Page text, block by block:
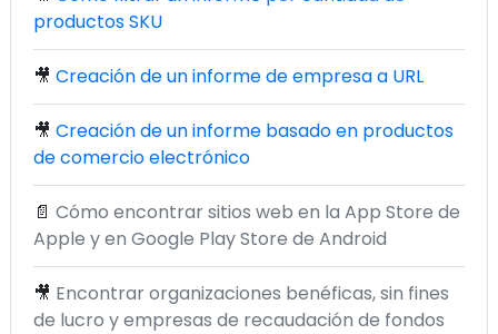
productos SKU
🎥 Creación de un informe de empresa a URL
🎥 Creación de un informe basado en productos
de comercio electrónico
📄 Cómo encontrar sitios web en la App Store de
Apple y en Google Play Store de Android
🎥 Encontrar organizaciones benéficas, sin fines
de lucro y empresas de recaudación de fondos